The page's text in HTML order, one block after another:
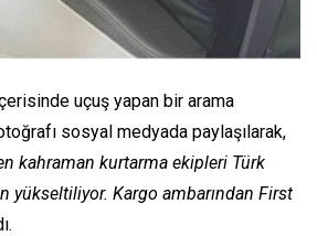
uçuş yapan bir arama
sosyal medyada paylaşılarak,
kahraman kurtarma ekipleri Türk
yükseltiliyor. Kargo ambarından First